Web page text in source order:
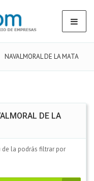
NAVALMORAL DE LA MATA
DE LA
de la podrás filtrar por